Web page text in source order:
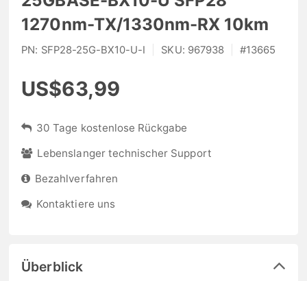
1270nm-TX/1330nm-RX 10km
PN: SFP28-25G-BX10-U-I SKU: 967938 #13665
US$63,99
30 Tage kostenlose Rückgabe
Lebenslanger technischer Support
Bezahlverfahren
Kontaktiere uns
Überblick